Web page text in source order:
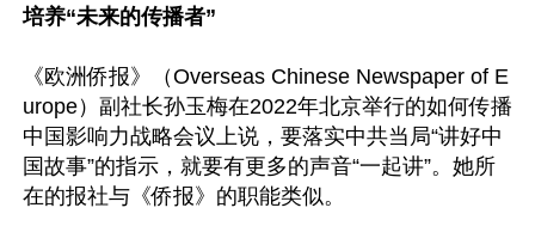
培养“未来的传播者”
《欧洲侨报》（Overseas Chinese Newspaper of E
urope）副社长孙玉梅在2022年北京举行的如何传播
中国影响力战略会议上说，要落实中共当局“讲好中
国故事”的指示，就要有更多的声音“一起讲”。她所
在的报社与《侨报》的职能类似。